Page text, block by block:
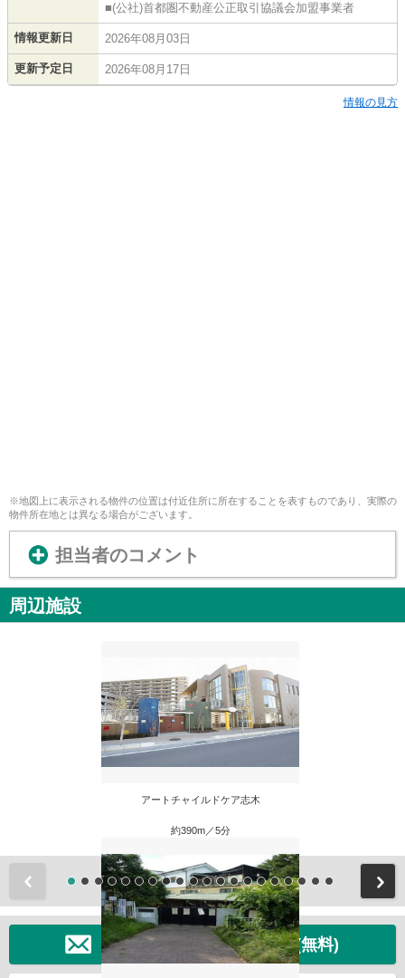
■(公社)首都圏不動産公正取引協議会加盟事業者
情報更新日 2026年08月03日
更新予定日 2026年08月17日
情報の見方
※地図上に表示される物件の位置は付近住所に所在することを表すものであり、実際の
物件所在地とは異なる場合がございます。
担当者のコメント
周辺施設
アートチャイルドケア志木
約390m／5分
メールでお問い合わせする(無料)